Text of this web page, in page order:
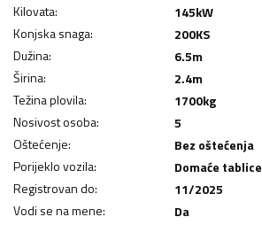
Kilovata: 145kW
Konjska snaga: 200KS
Dužina: 6.5m
Širina: 2.4m
Težina plovila: 1700kg
Nosivost osoba:
5
Oštećenje:
Bez oštećenja
Porijeklo vozila:
Domaće tablice
Registrovan do:
11/2025
Vodi se na mene: Da